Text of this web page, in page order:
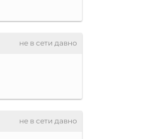
не в сети давно
не в сети давно